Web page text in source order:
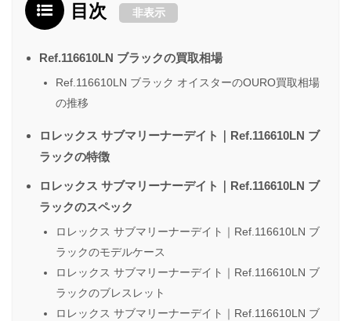
目次 非表示
Ref.116610LN ブラックの買取相場
Ref.116610LN ブラック オイスターのOURO買取相場
の推移
ロレックス サブマリーナーデイト｜Ref.116610LN ブ
ラックの特徴
ロレックス サブマリーナーデイト｜Ref.116610LN ブ
ラックのスペック
ロレックス サブマリーナーデイト｜Ref.116610LN ブ
ラックのモデルケース
ロレックス サブマリーナーデイト｜Ref.116610LN ブ
ラックのブレスレット
ロレックス サブマリーナーデイト｜Ref.116610LN ブ